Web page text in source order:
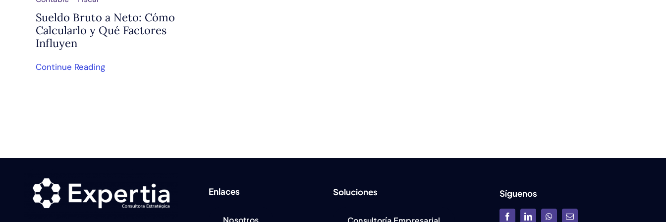
Sueldo Bruto a Neto: Cómo
Calcularlo y Qué Factores
Influyen
Continue Reading
Enlaces
Nosotros
Soluciones Síguenos